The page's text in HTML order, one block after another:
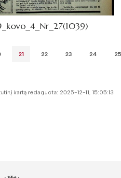
21 22 23 24 25
kartą redaguota: 2025-12-11, 15:05:13